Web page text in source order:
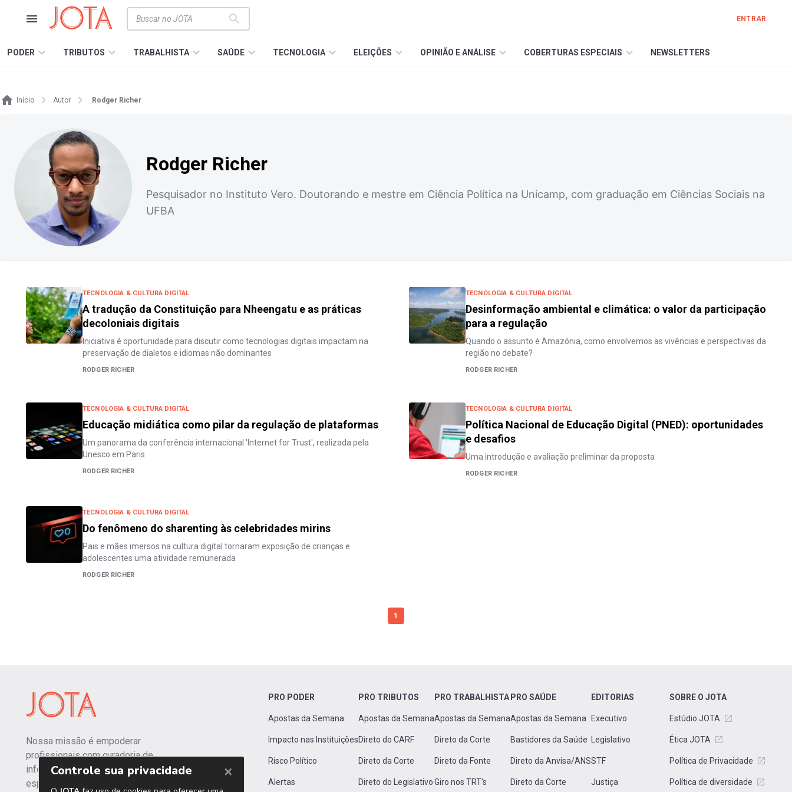
ENTRAR
PODER TRIBUTOS TRABALHISTA SAÚDE TECNOLOGIA ELEIÇÕES OPINIÃO E ANÁLISE COBERTURAS ESPECIAIS NEWSLETTERS
Início Autor Rodger Richer
Rodger Richer
Pesquisador no Instituto Vero. Doutorando e mestre em Ciência Política na Unicamp, com graduação em Ciências Sociais na
UFBA
TECNOLOGIA & CULTURA DIGITAL
A tradução da Constituição para Nheengatu e as práticas
decoloniais digitais
Iniciativa é oportunidade para discutir como tecnologias digitais impactam na
preservação de dialetos e idiomas não dominantes
RODGER RICHER
TECNOLOGIA & CULTURA DIGITAL
Desinformação ambiental e climática: o valor da participação
para a regulação
Quando o assunto é Amazônia, como envolvemos as vivências e perspectivas da
região no debate?
RODGER RICHER
TECNOLOGIA & CULTURA DIGITAL
Educação midiática como pilar da regulação de plataformas
Um panorama da conferência internacional 'Internet for Trust', realizada pela
Unesco em Paris
RODGER RICHER
TECNOLOGIA & CULTURA DIGITAL
Política Nacional de Educação Digital (PNED): oportunidades
e desafios
Uma introdução e avaliação preliminar da proposta
RODGER RICHER
TECNOLOGIA & CULTURA DIGITAL
Do fenômeno do sharenting às celebridades mirins
Pais e mães imersos na cultura digital tornaram exposição de crianças e
adolescentes uma atividade remunerada
RODGER RICHER
1
Nossa missão é empoderar
profissionais com curadoria de
informações independentes e
especializadas.
PRO PODER
Apostas da Semana
Impacto nas Instituições
Risco Político
Alertas
PRO TRIBUTOS
Apostas da Semana
Direto do CARF
Direto da Corte
Direto do Legislativo
PRO TRABALHISTA
Apostas da Semana
Direto da Corte
Direto da Fonte
Giro nos TRT's
PRO SAÚDE
Apostas da Semana
Bastidores da Saúde
Direto da Anvisa/ANS
Direto da Corte
EDITORIAS
Executivo
Legislativo
STF
Justiça
SOBRE O JOTA
Estúdio JOTA
Ética JOTA
Política de Privacidade
Política de diversidade